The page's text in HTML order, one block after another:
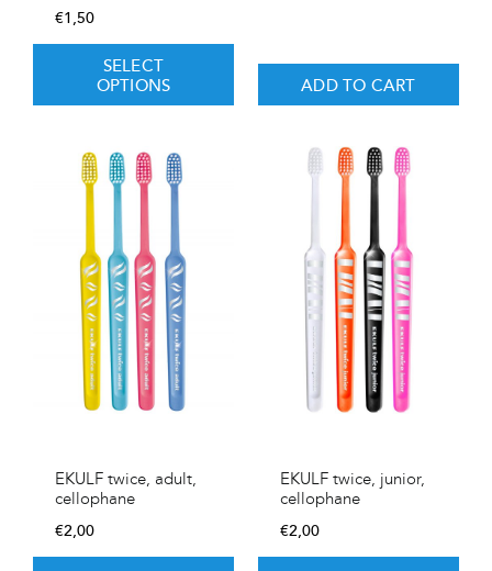
€1,50
SELECT
OPTIONS ADD TO CART
EKULF twice, adult,
cellophane
€2,00
EKULF twice, junior,
cellophane
€2,00